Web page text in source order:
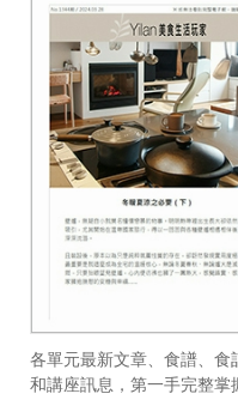
各單元最新文章、食譜、
和講座訊息，第一手完整掌